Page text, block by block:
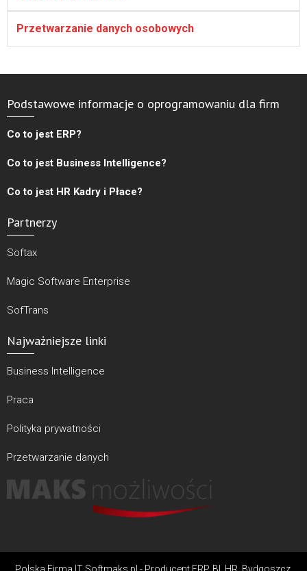
Przetwarzanie danych osobowych
Podstawowe informacje o oprogramowaniu dla firm
Co to jest ERP?
Co to jest Business Intelligence?
Co to jest HR Kadry i Płace?
Partnerzy
Softax
Magic Software Enterprise
SofTrans
Najważniejsze linki
Business Intelligence
Praca
Polityka prywatności
Przetwarzanie danych